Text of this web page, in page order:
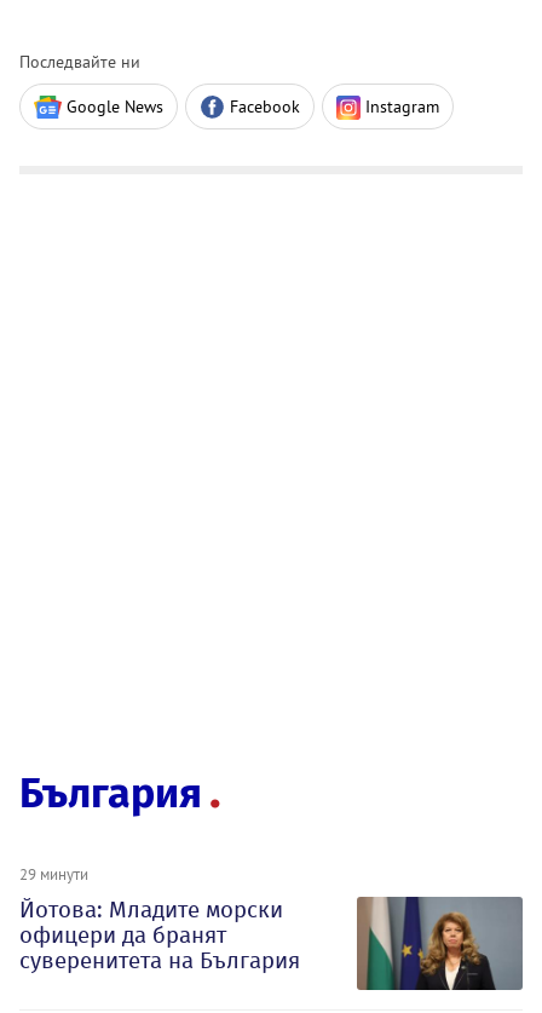
Последвайте ни
Google News Facebook Instagram
България
29 минути
Йотова: Младите морски
офицери да бранят
суверенитета на България